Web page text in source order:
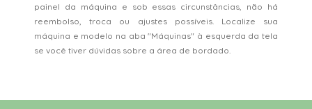
painel da máquina e sob essas circunstâncias, não há
reembolso, troca ou ajustes possíveis. Localize sua
máquina e modelo na aba "Máquinas" à esquerda da tela
se você tiver dúvidas sobre a área de bordado.